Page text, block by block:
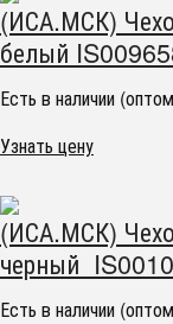
(ИСА.МСК)
белый
Есть в наличии
Узнать цену
(ИСА.МСК)
черный
Есть в наличии